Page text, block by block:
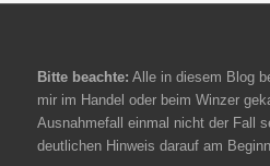
Bitte beachte: Alle in diesem Blog
mir im Handel oder beim Winzer
Ausnahmefall einmal nicht der Fall
deutlichen Hinweis darauf am